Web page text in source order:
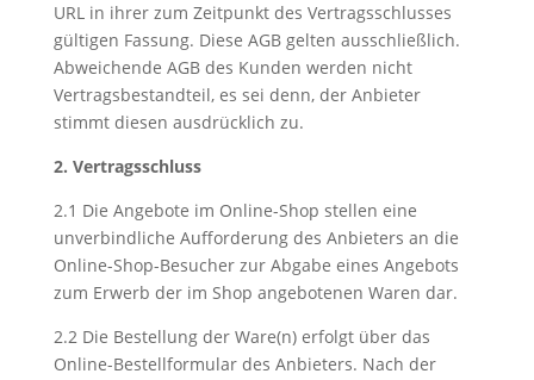
URL in ihrer zum Zeitpunkt des Vertragsschlusses
gültigen Fassung. Diese AGB gelten ausschließlich.
Abweichende AGB des Kunden werden nicht
Vertragsbestandteil, es sei denn, der Anbieter
stimmt diesen ausdrücklich zu.
2. Vertragsschluss
2.1 Die Angebote im Online-Shop stellen eine
unverbindliche Aufforderung des Anbieters an die
Online-Shop-Besucher zur Abgabe eines Angebots
zum Erwerb der im Shop angebotenen Waren dar.
2.2 Die Bestellung der Ware(n) erfolgt über das
Online-Bestellformular des Anbieters. Nach der